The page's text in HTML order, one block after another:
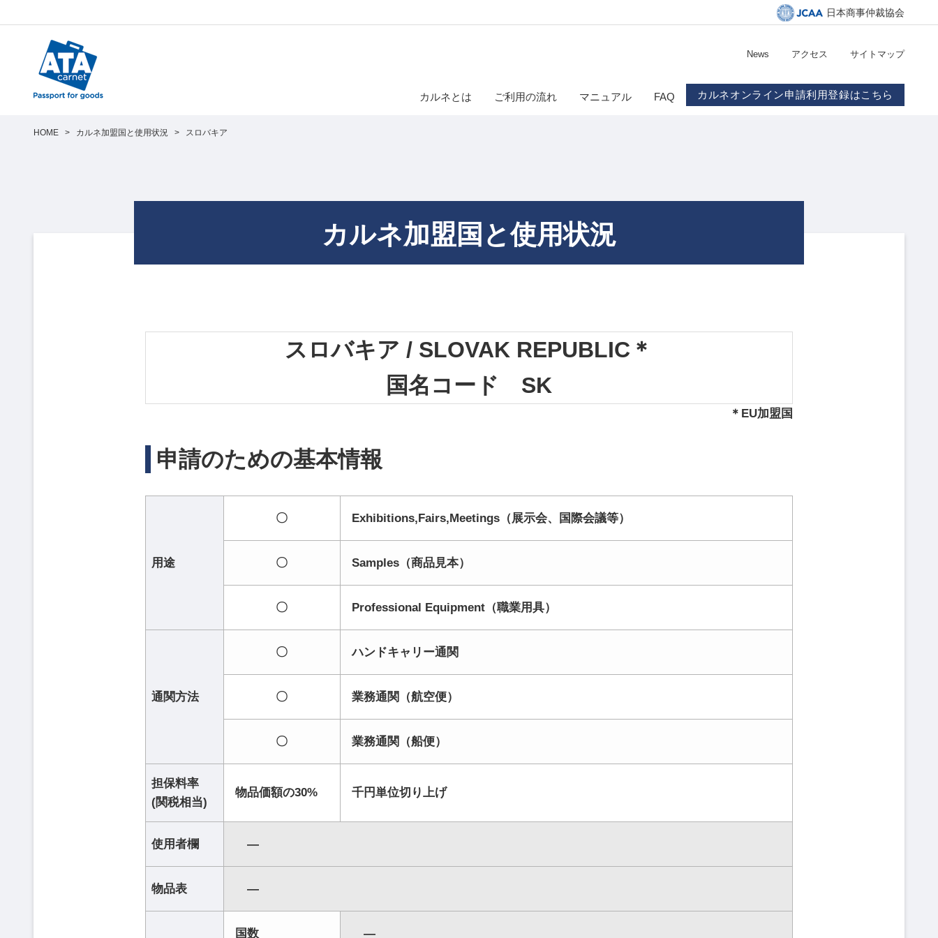
日本商事仲裁協会
News アクセス サイトマップ
カルネとは ご利用の流れ マニュアル FAQ カルネオンライン申請利用登録はこちら
HOME > カルネ加盟国と使用状況 > スロバキア
カルネ加盟国と使用状況
スロバキア / SLOVAK REPUBLIC＊
国名コード SK
＊EU加盟国
申請のための基本情報
用途
〇 Exhibitions,Fairs,Meetings（展示会、国際会議等）
〇 Samples（商品見本）
〇 Professional Equipment（職業用具）
通関方法
〇 ハンドキャリー通関
〇 業務通関（航空便）
〇 業務通関（船便）
担保料率
(関税相当)
物品価額の30% 千円単位切り上げ
使用者欄 ―
物品表 ―
国数 ―